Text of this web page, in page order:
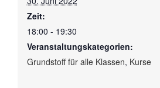
Zeit:
18:00 - 19:30
Veranstaltungskategorien:
Grundstoff für alle Klassen, Kurse